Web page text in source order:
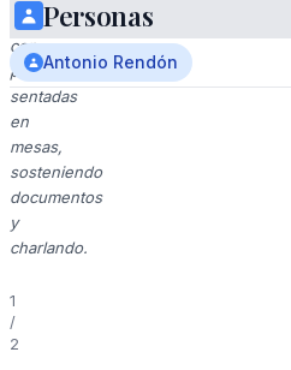
sala
con
personas
sentadas
en
mesas,
sosteniendo
documentos
y
charlando.
1
/
2
Personas
Antonio Rendón